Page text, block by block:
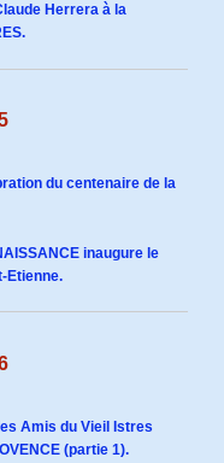
Herrera à la
du centenaire de la
inaugure le
Etienne.
Amis du Vieil Istres
(partie 1).